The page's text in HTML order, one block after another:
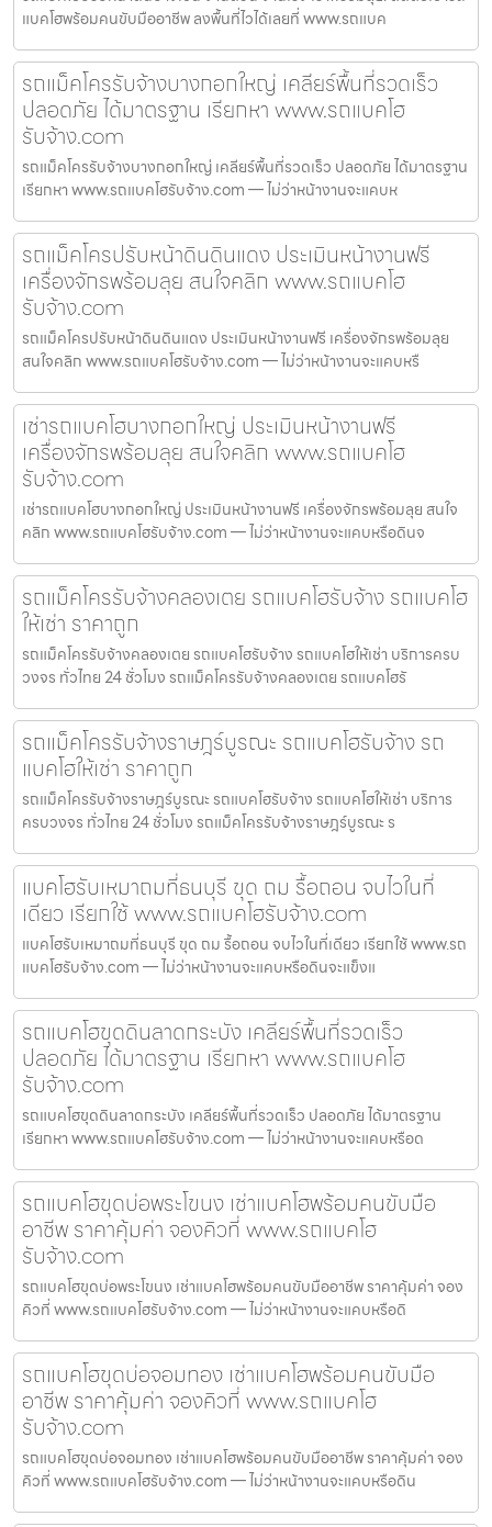
แบคโฮพร้อมคนขับมืออาชีพ ลงพื้นที่ไวได้เลยที่ www.รถแบค
รถแม็คโครรับจ้างบางกอกใหญ่ เคลียร์พื้นที่รวดเร็ว
ปลอดภัย ได้มาตรฐาน เรียกหา www.รถแบคโฮ
รับจ้าง.com
รถแม็คโครรับจ้างบางกอกใหญ่ เคลียร์พื้นที่รวดเร็ว ปลอดภัย ได้มาตรฐาน
เรียกหา www.รถแบคโฮรับจ้าง.com — ไม่ว่าหน้างานจะแคบห
รถแม็คโครปรับหน้าดินดินแดง ประเมินหน้างานฟรี
เครื่องจักรพร้อมลุย สนใจคลิก www.รถแบคโฮ
รับจ้าง.com
รถแม็คโครปรับหน้าดินดินแดง ประเมินหน้างานฟรี เครื่องจักรพร้อมลุย
สนใจคลิก www.รถแบคโฮรับจ้าง.com — ไม่ว่าหน้างานจะแคบหรื
เช่ารถแบคโฮบางกอกใหญ่ ประเมินหน้างานฟรี
เครื่องจักรพร้อมลุย สนใจคลิก www.รถแบคโฮ
รับจ้าง.com
เช่ารถแบคโฮบางกอกใหญ่ ประเมินหน้างานฟรี เครื่องจักรพร้อมลุย สนใจ
คลิก www.รถแบคโฮรับจ้าง.com — ไม่ว่าหน้างานจะแคบหรือดินจ
รถแม็คโครรับจ้างคลองเตย รถแบคโฮรับจ้าง รถแบคโฮ
ให้เช่า ราคาถูก
รถแม็คโครรับจ้างคลองเตย รถแบคโฮรับจ้าง รถแบคโฮให้เช่า บริการครบ
วงจร ทั่วไทย 24 ชั่วโมง รถแม็คโครรับจ้างคลองเตย รถแบคโฮรั
รถแม็คโครรับจ้างราษฎร์บูรณะ รถแบคโฮรับจ้าง รถ
แบคโฮให้เช่า ราคาถูก
รถแม็คโครรับจ้างราษฎร์บูรณะ รถแบคโฮรับจ้าง รถแบคโฮให้เช่า บริการ
ครบวงจร ทั่วไทย 24 ชั่วโมง รถแม็คโครรับจ้างราษฎร์บูรณะ ร
แบคโฮรับเหมาถมที่ธนบุรี ขุด ถม รื้อถอน จบไวในที่
เดียว เรียกใช้ www.รถแบคโฮรับจ้าง.com
แบคโฮรับเหมาถมที่ธนบุรี ขุด ถม รื้อถอน จบไวในที่เดียว เรียกใช้ www.รถ
แบคโฮรับจ้าง.com — ไม่ว่าหน้างานจะแคบหรือดินจะแข็งแ
รถแบคโฮขุดดินลาดกระบัง เคลียร์พื้นที่รวดเร็ว
ปลอดภัย ได้มาตรฐาน เรียกหา www.รถแบคโฮ
รับจ้าง.com
รถแบคโฮขุดดินลาดกระบัง เคลียร์พื้นที่รวดเร็ว ปลอดภัย ได้มาตรฐาน
เรียกหา www.รถแบคโฮรับจ้าง.com — ไม่ว่าหน้างานจะแคบหรือด
รถแบคโฮขุดบ่อพระโขนง เช่าแบคโฮพร้อมคนขับมือ
อาชีพ ราคาคุ้มค่า จองคิวที่ www.รถแบคโฮ
รับจ้าง.com
รถแบคโฮขุดบ่อพระโขนง เช่าแบคโฮพร้อมคนขับมืออาชีพ ราคาคุ้มค่า จอง
คิวที่ www.รถแบคโฮรับจ้าง.com — ไม่ว่าหน้างานจะแคบหรือดิ
รถแบคโฮขุดบ่อจอมทอง เช่าแบคโฮพร้อมคนขับมือ
อาชีพ ราคาคุ้มค่า จองคิวที่ www.รถแบคโฮ
รับจ้าง.com
รถแบคโฮขุดบ่อจอมทอง เช่าแบคโฮพร้อมคนขับมืออาชีพ ราคาคุ้มค่า จอง
คิวที่ www.รถแบคโฮรับจ้าง.com — ไม่ว่าหน้างานจะแคบหรือดิน